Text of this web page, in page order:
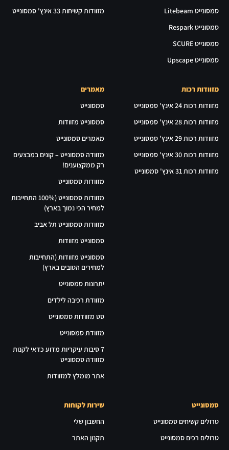
סמסונייט Litebeam
סמסונייט Respark
סמסונייט SCURE
סמסונייט Upscape
מזוודות קשיחות 33 אינץ' סמסונייט
מזוודות רכות
מזוודות רכות 24 אינץ' סמסונייט
מזוודות רכות 28 אינץ' סמסונייט
מזוודות רכות 29 אינץ' סמסונייט
מזוודות רכות 30 אינץ' סמסונייט
מזוודות רכות 31 אינץ' סמסונייט
מאמרים
סמסונייט
סמסונייט מזוודות
מאמרים סמסונייט
מזוודה סמסונייט – קונים במבצעים
רק ממקצוענים!
מזוודות סמסונייט
מזוודות סמסונייט (100% התחייבות
למחיר הכי נמוך בארץ)
מזוודות סמסונייט תל אביב
סמסונייט מזוודות
סמסונייט מזוודות (התחייבות
למחירים הטובים בארץ)
יתרונות סמסונייט
מזוודת רכיבה לילדים
סט מזוודות סמסונייט
מזוודת סמסונייט
7 סיבות עיקריות מדוע כדאי לקנות
מזוודה סמסונייט
אתר מומלץ למזוודות
סמסונייט
טרולים קשיחים סמסונייט
טרולים רכים סמסונייט
שירות לקוחות
החשבון שלי
תקנון האתר